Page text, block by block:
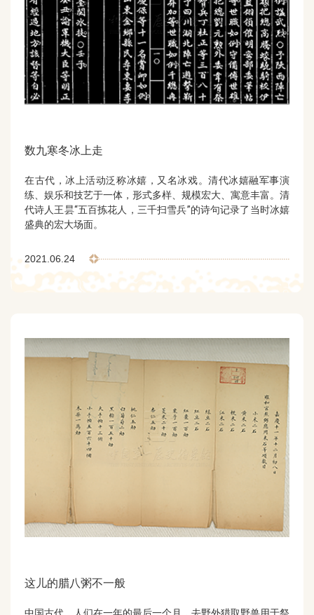
数九寒冬冰上走
在古代，冰上活动泛称冰嬉，又名冰戏。清代冰嬉融军事演
练、娱乐和技艺于一体，形式多样、规模宏大、寓意丰富。清
代诗人王昙“五百拣花人，三千扫雪兵”的诗句记录了当时冰嬉
盛典的宏大场面。
2021.06.24
这儿的腊八粥不一般
中国古代，人们在一年的最后一个月，去野外猎取野兽用于祭